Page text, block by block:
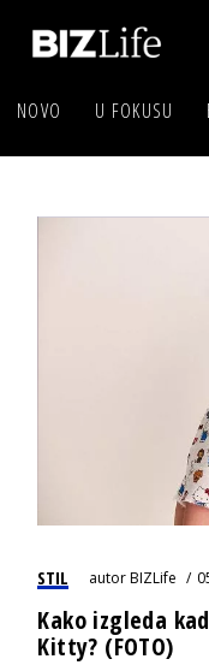
NOVO U FOKUSU
STIL autorBIZLife
Kako izgleda
Kitty? (FOTO)